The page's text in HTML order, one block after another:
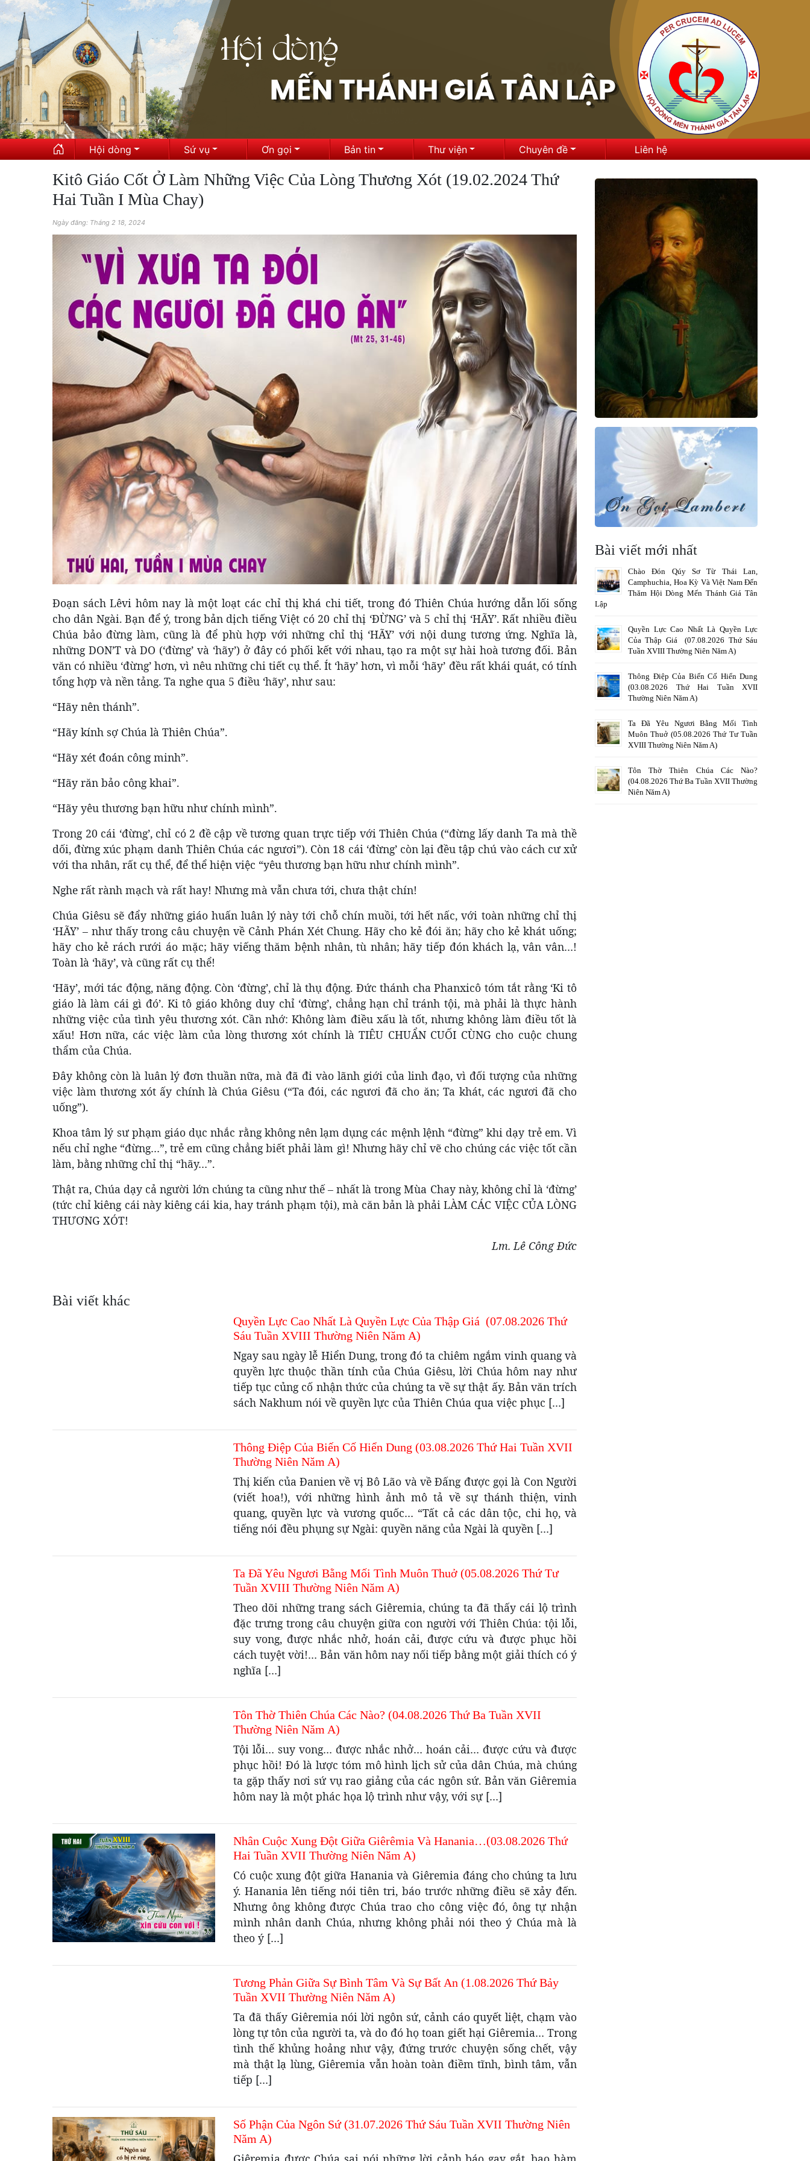
Hội dòng Sứ vụ Ơn gọi Bản tin Thư viện Chuyên đề Liên hệ
Kitô Giáo Cốt Ở Làm Những Việc Của Lòng Thương Xót (19.02.2024 Thứ
Hai Tuần I Mùa Chay)
Ngày đăng: Tháng 2 18, 2024
Đoạn sách Lêvi hôm nay là một loạt các chỉ thị khá chi tiết, trong đó Thiên Chúa hướng dẫn lối sống
cho dân Ngài. Bạn để ý, trong bản dịch tiếng Việt có 20 chỉ thị ‘ĐỪNG’ và 5 chỉ thị ‘HÃY’. Rất nhiều điều
Chúa bảo đừng làm, cũng là để phù hợp với những chỉ thị ‘HÃY’ với nội dung tương ứng. Nghĩa là,
những DON’T và DO (‘đừng’ và ‘hãy’) ở đây có phối kết với nhau, tạo ra một sự hài hoà tương đối. Bản
văn có nhiều ‘đừng’ hơn,vì nêu những chi tiết cụ thể. Ít ‘hãy’ hơn, vì mỗi ‘hãy’ đều rất khái quát, có tính
tổng hợp và nền tảng. Ta nghe qua 5 điều ‘hãy’, như sau:
“Hãy nên thánh”.
“Hãy kính sợ Chúa là Thiên Chúa”.
“Hãy xét đoán công minh”.
“Hãy răn bảo công khai”.
“Hãy yêu thương bạn hữu như chính mình”.
Trong 20 cái ‘đừng’, chỉ có 2 đề cập về tương quan trực tiếp với Thiên Chúa (“đừng lấy danh Ta mà thề
dối, đừng xúc phạm danh Thiên Chúa các ngươi”). Còn 18 cái ‘đừng’ còn lại đều tập chú vào cách cư xử
với tha nhân, rất cụ thể, để thể hiện việc “yêu thương bạn hữu như chính mình”.
Nghe rất rành mạch và rất hay! Nhưng mà vẫn chưa tới, chưa thật chín!
Chúa Giêsu sẽ đẩy những giáo huấn luân lý này tới chỗ chín muồi, tới hết nấc, với toàn những chỉ thị
‘HÃY’ – như thấy trong câu chuyện về Cảnh Phán Xét Chung. Hãy cho kẻ đói ăn; hãy cho kẻ khát uống;
hãy cho kẻ rách rưới áo mặc; hãy viếng thăm bệnh nhân, tù nhân; hãy tiếp đón khách lạ, vân vân…!
Toàn là ‘hãy’, và cũng rất cụ thể!
‘Hãy’, mới tác động, năng động. Còn ‘đừng’, chỉ là thụ động. Đức thánh cha Phanxicô tóm tắt rằng ‘Ki tô
giáo là làm cái gì đó’. Ki tô giáo không duy chỉ ‘đừng’, chẳng hạn chỉ tránh tội, mà phải là thực hành
những việc của tình yêu thương xót. Cần nhớ: Không làm điều xấu là tốt, nhưng không làm điều tốt là
xấu! Hơn nữa, các việc làm của lòng thương xót chính là TIÊU CHUẨN CUỐI CÙNG cho cuộc chung
thẩm của Chúa.
Đây không còn là luân lý đơn thuần nữa, mà đã đi vào lãnh giới của linh đạo, vì đối tượng của những
việc làm thương xót ấy chính là Chúa Giêsu (“Ta đói, các ngươi đã cho ăn; Ta khát, các ngươi đã cho
uống”).
Khoa tâm lý sư phạm giáo dục nhắc rằng không nên lạm dụng các mệnh lệnh “đừng” khi dạy trẻ em. Vì
nếu chỉ nghe “đừng…”, trẻ em cũng chẳng biết phải làm gì! Nhưng hãy chỉ vẽ cho chúng các việc tốt cần
làm, bằng những chỉ thị “hãy…”.
Thật ra, Chúa dạy cả người lớn chúng ta cũng như thế – nhất là trong Mùa Chay này, không chỉ là ‘đừng’
(tức chỉ kiêng cái này kiêng cái kia, hay tránh phạm tội), mà căn bản là phải LÀM CÁC VIỆC CỦA LÒNG
THƯƠNG XÓT!
Lm. Lê Công Đức
Bài viết khác
Quyền Lực Cao Nhất Là Quyền Lực Của Thập Giá (07.08.2026 Thứ
Sáu Tuần XVIII Thường Niên Năm A)
Ngay sau ngày lễ Hiển Dung, trong đó ta chiêm ngắm vinh quang và
quyền lực thuộc thần tính của Chúa Giêsu, lời Chúa hôm nay như
tiếp tục củng cố nhận thức của chúng ta về sự thật ấy. Bản văn trích
sách Nakhum nói về quyền lực của Thiên Chúa qua việc phục […]
Thông Điệp Của Biến Cố Hiển Dung (03.08.2026 Thứ Hai Tuần XVII
Thường Niên Năm A)
Thị kiến của Đanien về vị Bô Lão và về Đấng được gọi là Con Người
(viết hoa!), với những hình ảnh mô tả về sự thánh thiện, vinh
quang, quyền lực và vương quốc… “Tất cả các dân tộc, chi họ, và
tiếng nói đều phụng sự Ngài: quyền năng của Ngài là quyền […]
Ta Đã Yêu Ngươi Bằng Mối Tình Muôn Thuở (05.08.2026 Thứ Tư
Tuần XVIII Thường Niên Năm A)
Theo dõi những trang sách Giêremia, chúng ta đã thấy cái lộ trình
đặc trưng trong câu chuyện giữa con người với Thiên Chúa: tội lỗi,
suy vong, được nhắc nhở, hoán cải, được cứu và được phục hồi
cách tuyệt vời!… Bản văn hôm nay nối tiếp bằng một giải thích có ý
nghĩa […]
Tôn Thờ Thiên Chúa Các Nào? (04.08.2026 Thứ Ba Tuần XVII
Thường Niên Năm A)
Tội lỗi… suy vong… được nhắc nhở… hoán cải… được cứu và được
phục hồi! Đó là lược tóm mô hình lịch sử của dân Chúa, mà chúng
ta gặp thấy nơi sứ vụ rao giảng của các ngôn sứ. Bản văn Giêremia
hôm nay là một phác họa lộ trình như vậy, với sự […]
Nhân Cuộc Xung Đột Giữa Giêrêmia Và Hanania…(03.08.2026 Thứ
Hai Tuần XVII Thường Niên Năm A)
Có cuộc xung đột giữa Hanania và Giêremia đáng cho chúng ta lưu
ý. Hanania lên tiếng nói tiên tri, báo trước những điều sẽ xảy đến.
Nhưng ông không được Chúa trao cho công việc đó, ông tự nhận
mình nhân danh Chúa, nhưng không phải nói theo ý Chúa mà là
theo ý […]
Tương Phản Giữa Sự Bình Tâm Và Sự Bất An (1.08.2026 Thứ Bảy
Tuần XVII Thường Niên Năm A)
Ta đã thấy Giêremia nói lời ngôn sứ, cảnh cáo quyết liệt, chạm vào
lòng tự tôn của người ta, và do đó họ toan giết hại Giêremia… Trong
tình thế khủng hoảng như vậy, đứng trước chuyện sống chết, vậy
mà thật lạ lùng, Giêremia vẫn hoàn toàn điềm tĩnh, bình tâm, vẫn
tiếp […]
Số Phận Của Ngôn Sứ (31.07.2026 Thứ Sáu Tuần XVII Thường Niên
Năm A)
Bài viết mới nhất
Chào Đón Qúy Sơ Từ Thái Lan,
Camphuchia, Hoa Kỳ Và Việt Nam Đến
Thăm Hội Dòng Mến Thánh Giá Tân
Lập
Quyền Lực Cao Nhất Là Quyền Lực
Của Thập Giá (07.08.2026 Thứ Sáu
Tuần XVIII Thường Niên Năm A)
Thông Điệp Của Biến Cố Hiển Dung
(03.08.2026 Thứ Hai Tuần XVII
Thường Niên Năm A)
Ta Đã Yêu Ngươi Bằng Mối Tình
Muôn Thuở (05.08.2026 Thứ Tư Tuần
XVIII Thường Niên Năm A)
Tôn Thờ Thiên Chúa Các Nào?
(04.08.2026 Thứ Ba Tuần XVII Thường
Niên Năm A)